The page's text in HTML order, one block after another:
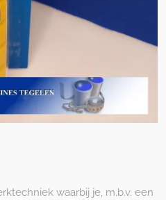
waarbij je, m.b.v. een